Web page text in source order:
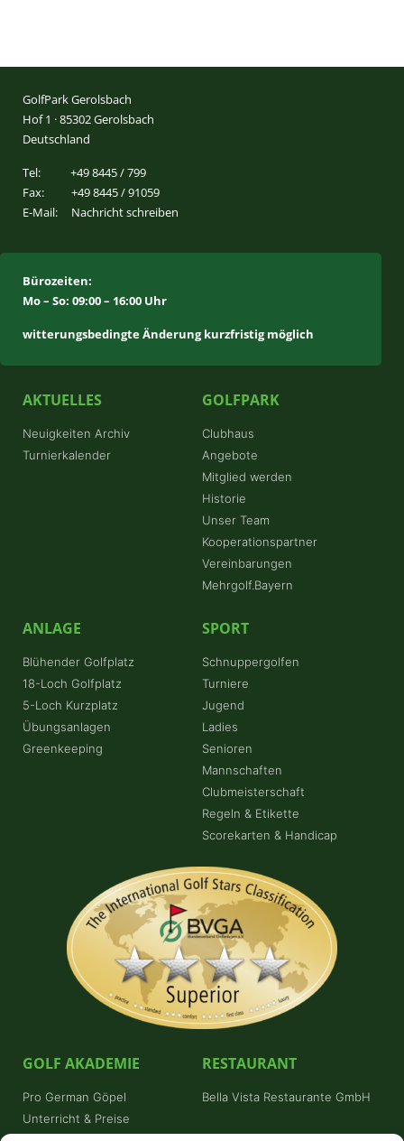
GolfPark Gerolsbach
Hof 1 · 85302 Gerolsbach
Deutschland
Tel:
+49 8445 / 799
Fax:
+49 8445 / 91059
E-Mail:
Nachricht schreiben
Bürozeiten:
Mo – So: 09:00 – 16:00 Uhr
witterungsbedingte Änderung kurzfristig möglich
AKTUELLES
Neuigkeiten Archiv
Turnierkalender
GOLFPARK
Clubhaus
Angebote
Mitglied werden
Historie
Unser Team
Kooperationspartner
Vereinbarungen
Mehrgolf.Bayern
ANLAGE
Blühender Golfplatz
18-Loch Golfplatz
5-Loch Kurzplatz
Übungsanlagen
Greenkeeping
SPORT
Schnuppergolfen
Turniere
Jugend
Ladies
Senioren
Mannschaften
Clubmeisterschaft
Regeln & Etikette
Scorekarten & Handicap
GOLF AKADEMIE
Pro German Göpel
Unterricht & Preise
RESTAURANT
Bella Vista Restaurante GmbH